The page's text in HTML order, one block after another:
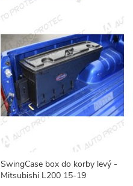
SwingCase box do korby levý -
Mitsubishi L200 15-19